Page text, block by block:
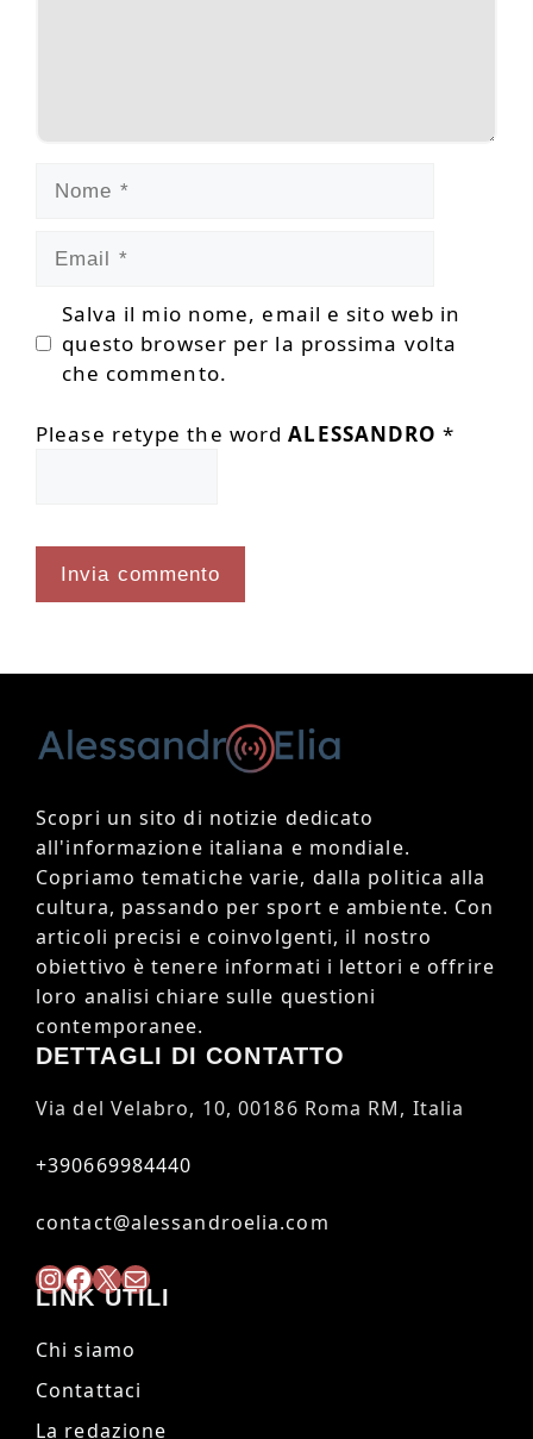
Salva il mio nome, email e sito web in
questo browser per la prossima volta
che commento.
Please retype the wordALESSANDRO *
Scopri un sito di notizie dedicato
all'informazione italiana e mondiale.
Copriamo tematiche varie, dalla politica alla
cultura, passando per sport e ambiente. Con
articoli precisi e coinvolgenti, il nostro
obiettivo è tenere informati i lettori e offrire
loro analisi chiare sulle questioni
contemporanee.
DETTAGLI DI CONTATTO
Via del Velabro, 10, 00186 Roma RM, Italia
+390669984440
contact@alessandroelia.com
Instagram
Facebook
X Mail
LINK UTILI
Chi siamo
Contattaci
La redazione